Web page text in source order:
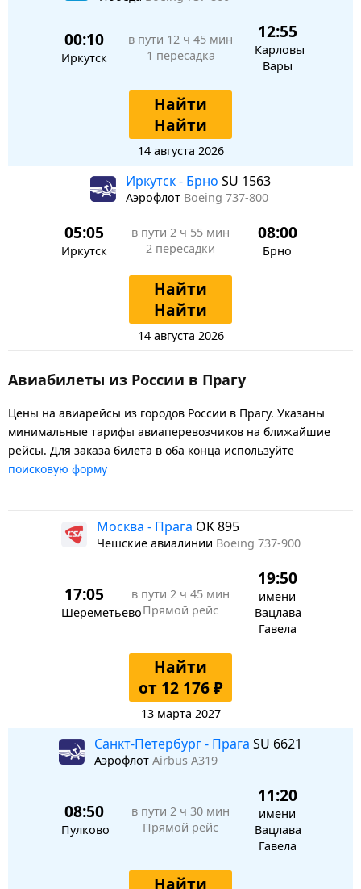
00:10
Иркутск
в пути 12 ч 45 мин
1 пересадка
12:55
Карловы
Вары
Найти
Найти
14 августа 2026
Иркутск - Брно SU 1563
Аэрофлот Boeing 737-800
05:05
Иркутск
в пути 2 ч 55 мин
2 пересадки
08:00
Брно
Найти
Найти
14 августа 2026
Авиабилеты из России в Прагу
Цены на авиарейсы из городов России в Прагу. Указаны
минимальные тарифы авиаперевозчиков на ближайшие
рейсы. Для заказа билета в оба конца используйте
поисковую форму
Москва - Прага OK 895
Чешские авиалинии Boeing 737-900
17:05
Шереметьево
в пути 2 ч 45 мин
Прямой рейс
19:50
имени
Вацлава
Гавела
Найти
от 12 176 ₽
13 марта 2027
Санкт-Петербург - Прага SU 6621
Аэрофлот Airbus A319
08:50
Пулково
в пути 2 ч 30 мин
Прямой рейс
11:20
имени
Вацлава
Гавела
Найти